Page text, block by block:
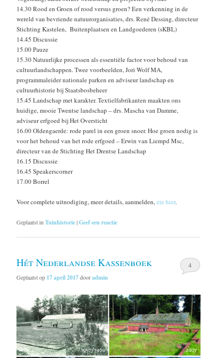
14.30 Rood en Groen of rood versus groen? Een verkenning in de
wereld van bevriende natuurorganisaties, drs. René Dessing, directeur
Stichting Kastelen, Buitenplaatsen en Landgoederen (sKBL)
14.45 Discussie
15.00 Pauze
15.30 Natuurlijke processen als essentiële factor voor behoud van
cultuurlandschappen. Twee voorbeelden, Jori Wolf MA,
programmaleider nationale parken en adviseur landschap en
cultuurhistorie bij Staatsbosbeheer
15.45 Landschap met karakter. Textielfabrikanten maakten ons
huidige, mooie Twentse landschap – drs. Mascha van Damme,
adviseur erfgoed bij Het Oversticht
16.00 Oldengaerde: rode parel in een groen snoer. Hoe groen nodig is
voor het behoud van het rode erfgoed – Erwin van Liempd Msc,
directeur van de Stichting Het Drentse Landschap
16.15 Discussie
16.45 Speakerscorner
17.00 Borrel
Voor complete uitnodiging, meer details, aanmelden,zie hier.
Geplaatst in Tuinhistorie|Geef een reactie
Hét Nederlandse Kassenboek
Geplaatst op 17 april 2017dooradmin
4